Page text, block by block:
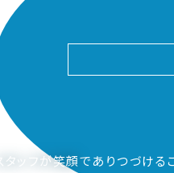
スタッフが笑顔でありつづける